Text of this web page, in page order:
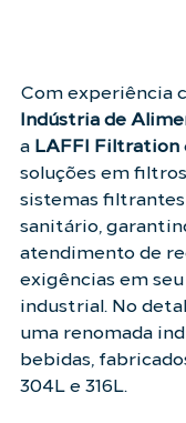
Com experiência
Indústria de
a LAFFI Filtration
soluções em
sistemas
sanitário,
atendimento de
exigências em
industrial. No
uma renomada
bebidas,
304L e 316L.